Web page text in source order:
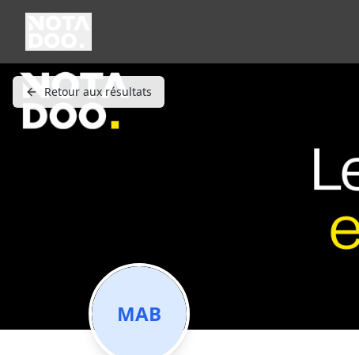
Retour aux résultats
MAB